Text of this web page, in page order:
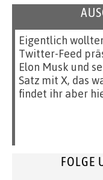
Eigentlich
Twitter-Feed
Elon Musk und
Satz mit X, das
findet ihr aber
FOLGE